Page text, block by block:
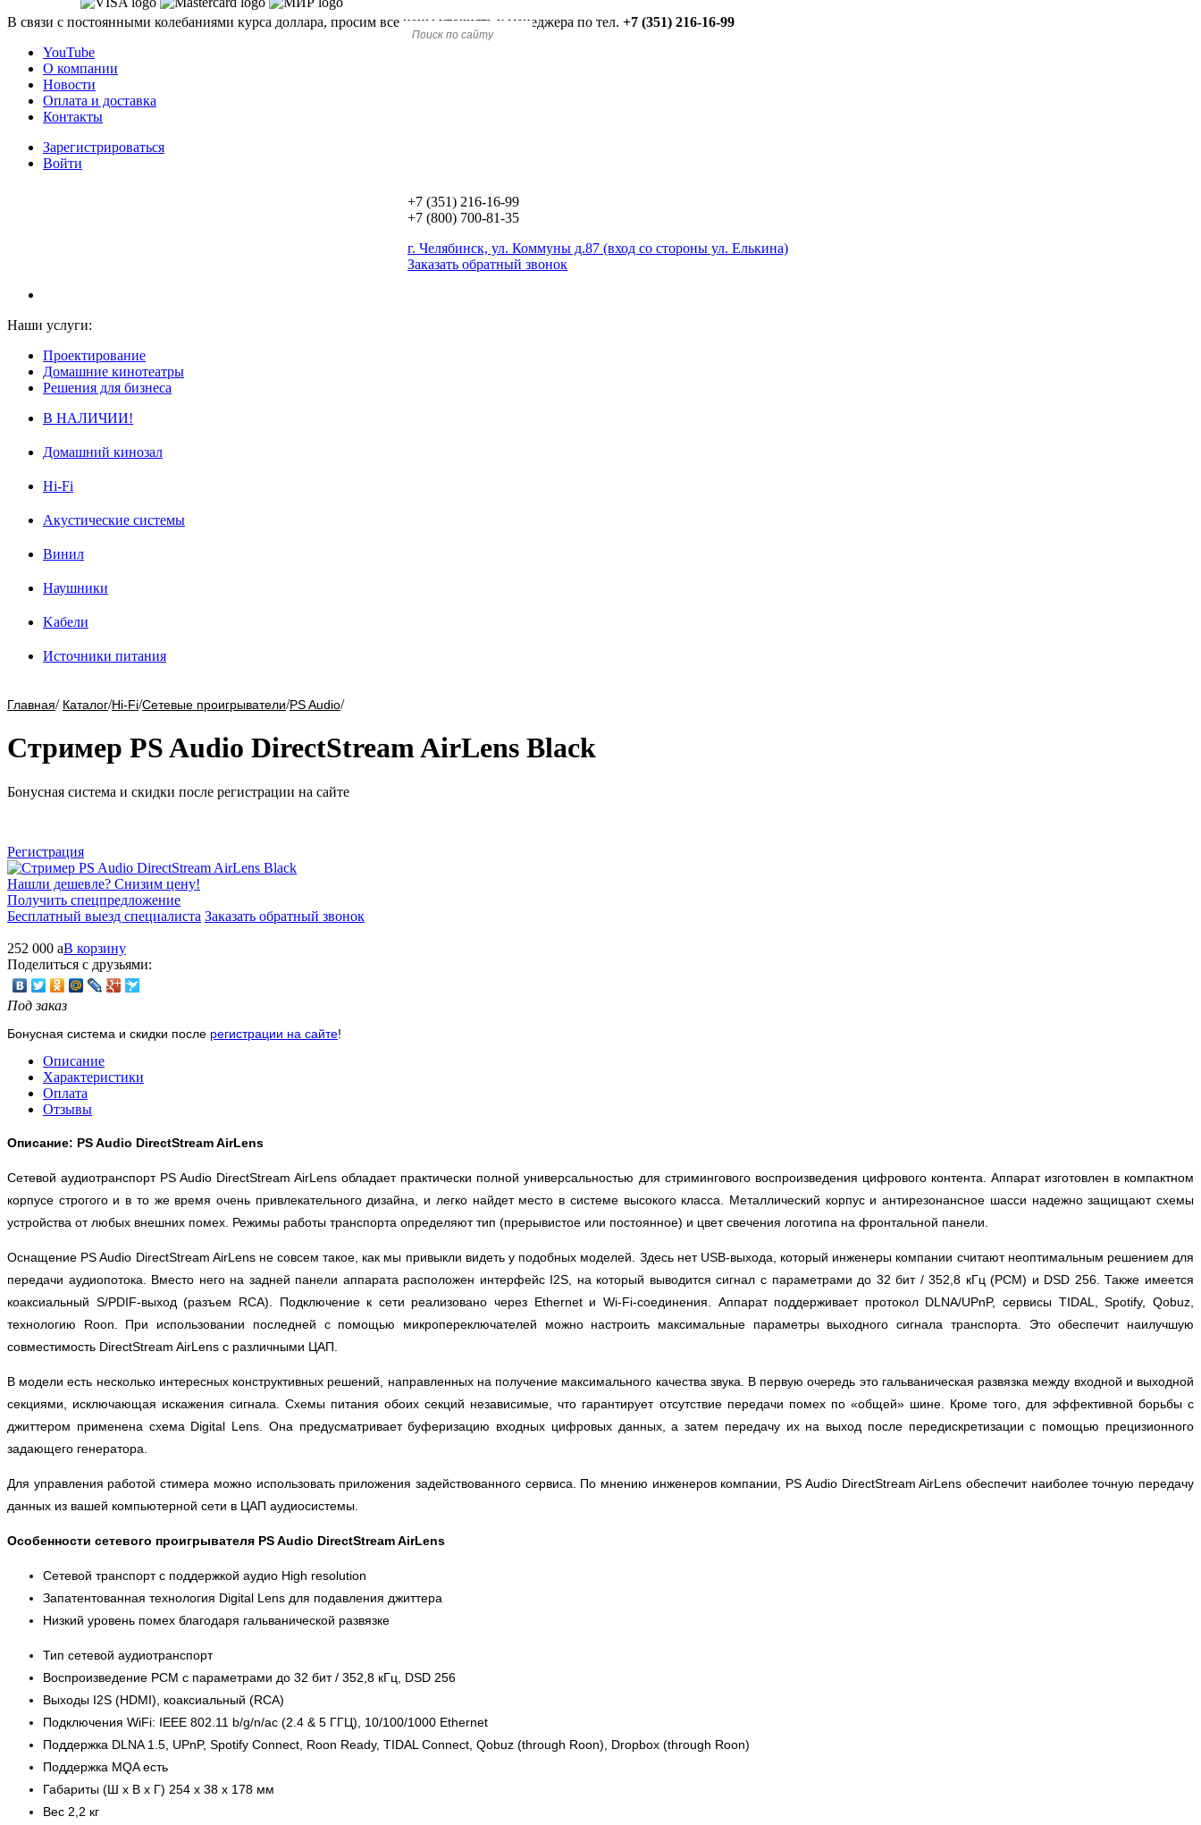
В связи с постоянными колебаниями курса доллара, просим все цены уточнять у менеджера по тел. +7 (351) 216-16-99
YouTube
О компании
Новости
Оплата и доставка
Контакты
Зарегистрироваться
Войти
+7 (351) 216-16-99
+7 (800) 700-81-35
г. Челябинск, ул. Коммуны д.87 (вход со стороны ул. Елькина)
Заказать обратный звонок
Наши услуги:
Проектирование
Домашние кинотеатры
Решения для бизнеса
В НАЛИЧИИ!
Домашний кинозал
Hi-Fi
Акустические системы
Винил
Наушники
Kабели
Источники питания
Главная/ Каталог/Hi-Fi/Сетевые проигрыватели/PS Audio/
Стример PS Audio DirectStream AirLens Black
Бонусная система и скидки после регистрации на сайте
Регистрация
Нашли дешевле? Снизим цену!
Получить спецпредложение
Бесплатный выезд специалиста Заказать обратный звонок
252 000 aВ корзину
Поделиться с друзьями:
Под заказ
Бонусная система и скидки после регистрации на сайте!
Описание
Характеристики
Оплата
Отзывы
Описание: PS Audio DirectStream AirLens
Сетевой аудиотранспорт PS Audio DirectStream AirLens обладает практически полной универсальностью для стримингового воспроизведения цифрового контента. Аппарат изготовлен в компактном
корпусе строгого и в то же время очень привлекательного дизайна, и легко найдет место в системе высокого класса. Металлический корпус и антирезонансное шасси надежно защищают схемы
устройства от любых внешних помех. Режимы работы транспорта определяют тип (прерывистое или постоянное) и цвет свечения логотипа на фронтальной панели.
Оснащение PS Audio DirectStream AirLens не совсем такое, как мы привыкли видеть у подобных моделей. Здесь нет USB-выхода, который инженеры компании считают неоптимальным решением для
передачи аудиопотока. Вместо него на задней панели аппарата расположен интерфейс I2S, на который выводится сигнал с параметрами до 32 бит / 352,8 кГц (PCM) и DSD 256. Также имеется
коаксиальный S/PDIF-выход (разъем RCA). Подключение к сети реализовано через Ethernet и Wi-Fi-соединения. Аппарат поддерживает протокол DLNA/UPnP, сервисы TIDAL, Spotify, Qobuz,
технологию Roon. При использовании последней с помощью микропереключателей можно настроить максимальные параметры выходного сигнала транспорта. Это обеспечит наилучшую
совместимость DirectStream AirLens с различными ЦАП.
В модели есть несколько интересных конструктивных решений, направленных на получение максимального качества звука. В первую очередь это гальваническая развязка между входной и выходной
секциями, исключающая искажения сигнала. Схемы питания обоих секций независимые, что гарантирует отсутствие передачи помех по «общей» шине. Кроме того, для эффективной борьбы с
джиттером применена схема Digital Lens. Она предусматривает буферизацию входных цифровых данных, а затем передачу их на выход после передискретизации с помощью прецизионного
задающего генератора.
Для управления работой стимера можно использовать приложения задействованного сервиса. По мнению инженеров компании, PS Audio DirectStream AirLens обеспечит наиболее точную передачу
данных из вашей компьютерной сети в ЦАП аудиосистемы.
Особенности сетевого проигрывателя PS Audio DirectStream AirLens
Сетевой транспорт с поддержкой аудио High resolution
Запатентованная технология Digital Lens для подавления джиттера
Низкий уровень помех благодаря гальванической развязке
Тип сетевой аудиотранспорт
Воспроизведение PCM с параметрами до 32 бит / 352,8 кГц, DSD 256
Выходы I2S (HDMI), коаксиальный (RCA)
Подключения WiFi: IEEE 802.11 b/g/n/ac (2.4 & 5 ГГЦ), 10/100/1000 Ethernet
Поддержка DLNA 1.5, UPnP, Spotify Connect, Roon Ready, TIDAL Connect, Qobuz (through Roon), Dropbox (through Roon)
Поддержка MQA есть
Габариты (Ш х В х Г) 254 х 38 х 178 мм
Вес 2,2 кг